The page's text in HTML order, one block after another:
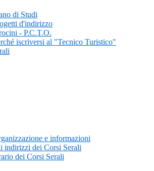
di Studi
d'indirizzo
- P.C.T.O.
iscriversi al "Tecnico Turistico"
e informazioni
indirizzi dei Corsi Serali
dei Corsi Serali